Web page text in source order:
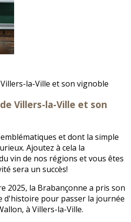
Villers-la-Ville et son
et dont la simple
Ajoutez à cela la
vin de nos régions et vous êtes
sera un succès!
2025, la Brabançonne a pris son
d'histoire pour passer la journée
à Villers-la-Ville.